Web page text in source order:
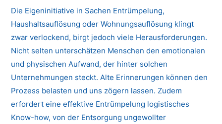
Die Eigeninitiative in Sachen Entrümpelung,
Haushaltsauflösung oder Wohnungsauflösung klingt
zwar verlockend, birgt jedoch viele Herausforderungen.
Nicht selten unterschätzen Menschen den emotionalen
und physischen Aufwand, der hinter solchen
Unternehmungen steckt. Alte Erinnerungen können den
Prozess belasten und uns zögern lassen. Zudem
erfordert eine effektive Entrümpelung logistisches
Know-how, von der Entsorgung ungewollter